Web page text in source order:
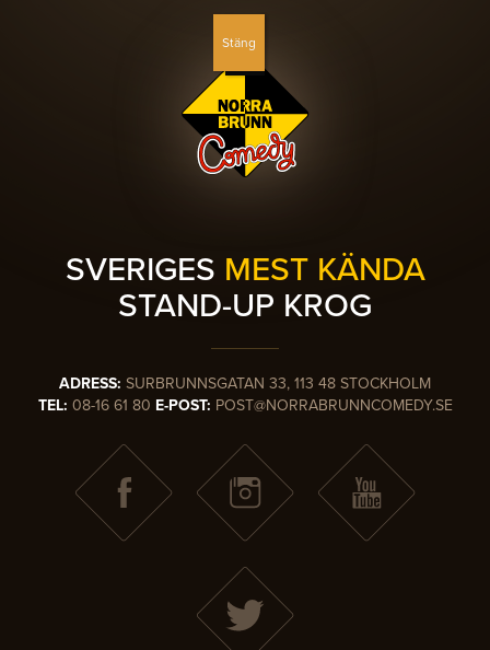
SVERIGES MEST KÄNDA
STAND-UP KROG
ADRESS: SURBRUNNSGATAN 33, 113 48 STOCKHOLM
TEL: 08-16 61 80 E-POST: POST@NORRABRUNNCOMEDY.SE